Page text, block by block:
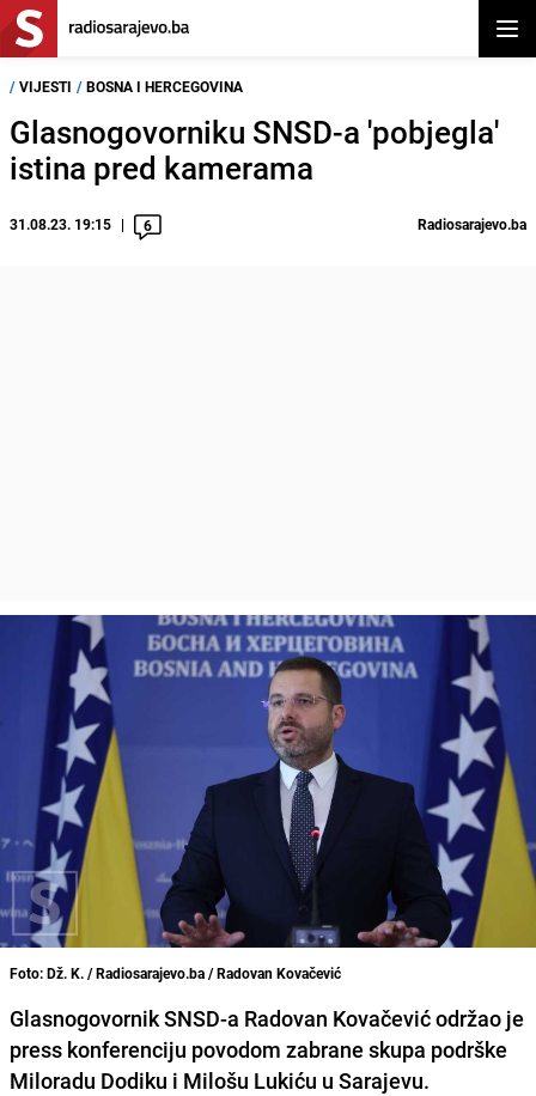
/ VIJESTI / BOSNA I HERCEGOVINA
Glasnogovorniku SNSD-a 'pobjegla'
istina pred kamerama
31.08.23. 19:15 6 Radiosarajevo.ba
Foto: Dž. K. / Radiosarajevo.ba / Radovan Kovačević
Glasnogovornik SNSD-a Radovan Kovačević održao je
press konferenciju povodom zabrane skupa podrške
Miloradu Dodiku i Milošu Lukiću u Sarajevu.